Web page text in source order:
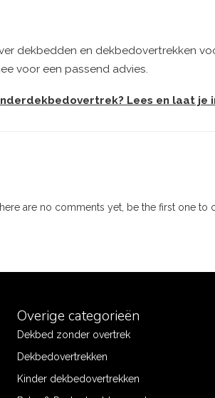
dekbedden en dekbedovertrekken
voor een passend advies.
Lees en laat je
are no comments yet, be the first one to
Overige categorieën
Dekbed zonder overtrek
Dekbedovertrekken
Kinder dekbedovertrekken